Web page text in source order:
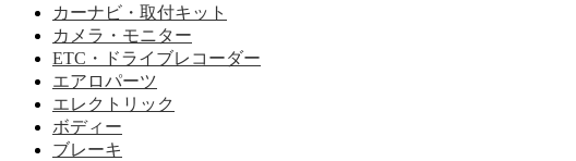
カーナビ・取付キット
カメラ・モニター
ETC・ドライブレコーダー
エアロパーツ
エレクトリック
ボディー
ブレーキ